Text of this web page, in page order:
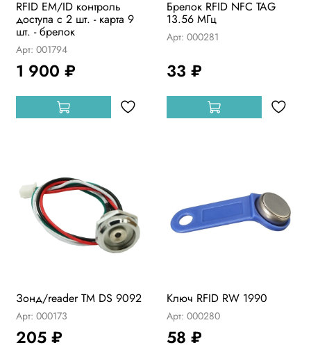
RFID EM/ID контроль
доступа с 2 шт. - карта 9
шт. - брелок
Арт: 001794
1 900 ₽
Брелок RFID NFC TAG
13.56 МГц
Арт: 000281
33 ₽
Зонд/reader TM DS 9092
Арт: 000173
205 ₽
Ключ RFID RW 1990
Арт: 000280
58 ₽